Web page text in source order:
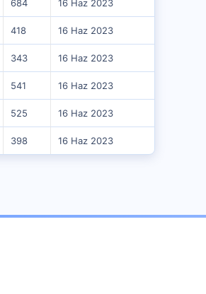
684 16 Haz 2023
418 16 Haz 2023
343 16 Haz 2023
541 16 Haz 2023
525 16 Haz 2023
398 16 Haz 2023